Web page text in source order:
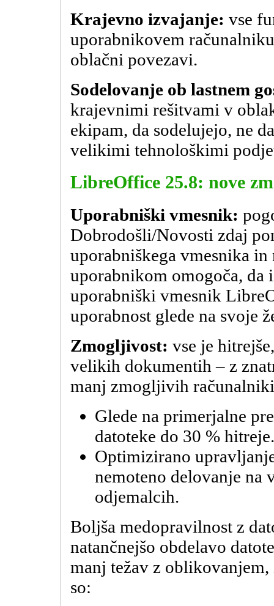
Krajevno izvajanje: vse
uporabnikovem
oblačni povezavi.
Sodelovanje ob lastnem
krajevnimi rešitvami v
ekipam, da sodelujejo, ne
velikimi tehnološkimi
LibreOffice 25.8: nove
Uporabniški vmesnik:
Dobrodošli/Novosti zdaj
uporabniškega vmesnika
uporabnikom omogoča,
uporabniški vmesnik
uporabnost glede na svoje
Zmogljivost: vse je
velikih dokumentih – z
manj zmogljivih
Glede na primerjalne
datoteke do 30 % hitreje.
Optimizirano
nemoteno delovanje
odjemalcih.
Boljša medopravilnost z
natančnejšo obdelavo
manj težav z
so: